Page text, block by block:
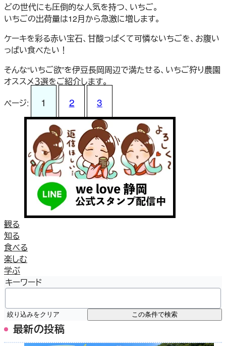
どの世代にも圧倒的な人気を持つ、いちご。
いちごの出荷量は12月から急激に増します。
ケーキを彩る赤い宝石、甘酸っぱくて可憐ないちごを、お腹い
っぱい食べたい！
そんな“いちご欲”を伊豆長岡周辺で満たせる、いちご狩り農園
オススメ３選をご紹介します。
ページ:
1 2 3
観る
知る
食べる
楽しむ
学ぶ
キーワード
絞り込みをクリア この条件で検索
最新の投稿